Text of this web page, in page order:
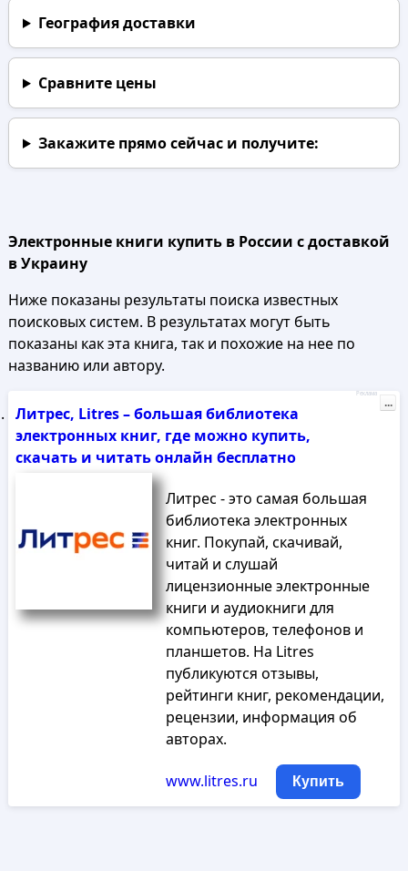
География доставки
Сравните цены
Закажите прямо сейчаси получите:
Электронные книги купить в России с доставкой
в Украину
Ниже показаны результаты поиска известных
поисковых систем. В результатах могут быть
показаны как эта книга, так и похожие на нее по
названию или автору.
Литрес, Litres – большая библиотека
электронных книг, где можно купить,
скачать и читать онлайн бесплатно
Литрес - это самая большая
библиотека электронных
книг. Покупай, скачивай,
читай и слушай
лицензионные электронные
книги и аудиокниги для
компьютеров, телефонов и
планшетов. На Litres
публикуются отзывы,
рейтинги книг, рекомендации,
рецензии, информация об
авторах.
www.litres.ru Купить
Реклама
...